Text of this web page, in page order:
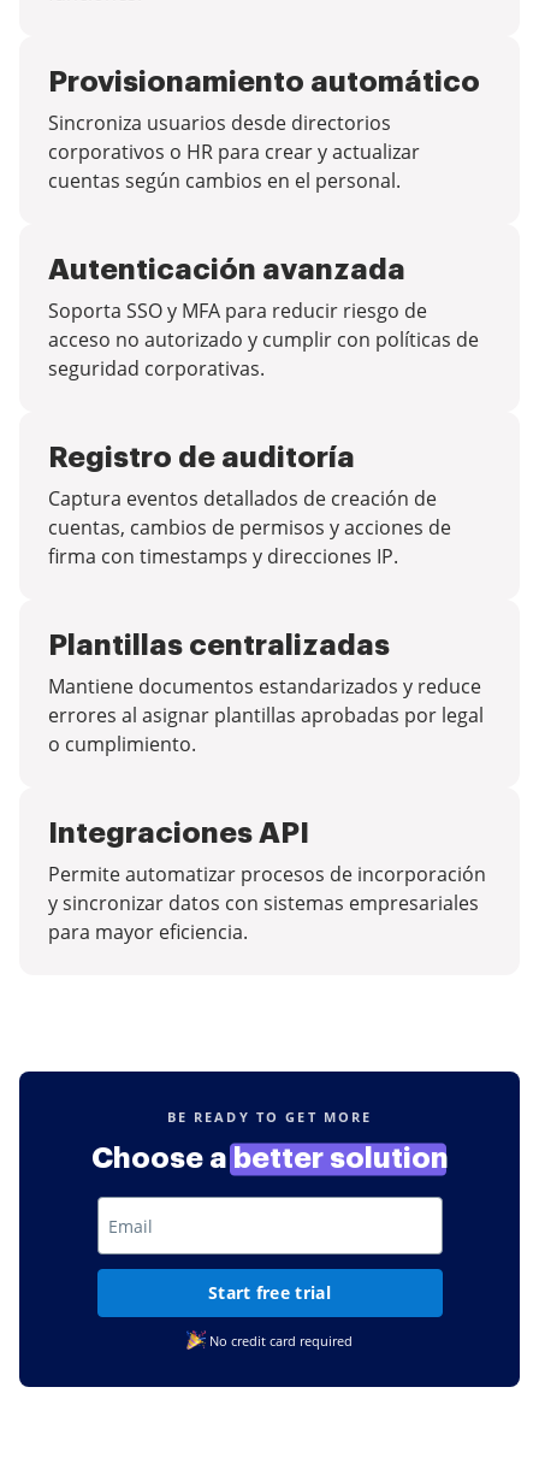
Provisionamiento automático
Sincroniza usuarios desde directorios
corporativos o HR para crear y actualizar
cuentas según cambios en el personal.
Autenticación avanzada
Soporta SSO y MFA para reducir riesgo de
acceso no autorizado y cumplir con políticas de
seguridad corporativas.
Registro de auditoría
Captura eventos detallados de creación de
cuentas, cambios de permisos y acciones de
firma con timestamps y direcciones IP.
Plantillas centralizadas
Mantiene documentos estandarizados y reduce
errores al asignar plantillas aprobadas por legal
o cumplimiento.
Integraciones API
Permite automatizar procesos de incorporación
y sincronizar datos con sistemas empresariales
para mayor eficiencia.
BE READY TO GET MORE
Choose a better solution
Start free trial
No credit card required